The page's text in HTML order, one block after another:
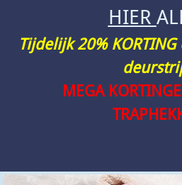
HIER
Tijdelijk 20%
MEGA